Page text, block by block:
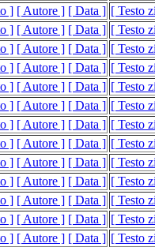
] [ Autore ] [ Data ] [ Testo
] [ Autore ] [ Data ] [ Testo
] [ Autore ] [ Data ] [ Testo
] [ Autore ] [ Data ] [ Testo
] [ Autore ] [ Data ] [ Testo
] [ Autore ] [ Data ] [ Testo
] [ Autore ] [ Data ] [ Testo
] [ Autore ] [ Data ] [ Testo
] [ Autore ] [ Data ] [ Testo
] [ Autore ] [ Data ] [ Testo
] [ Autore ] [ Data ] [ Testo
] [ Autore ] [ Data ] [ Testo
] [ Autore ] [ Data ] [ Testo